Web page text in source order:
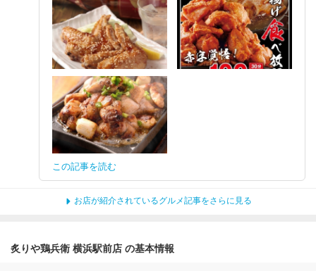
この記事を読む
お店が紹介されているグルメ記事をさらに見る
炙りや鶏兵衛 横浜駅前店 の基本情報